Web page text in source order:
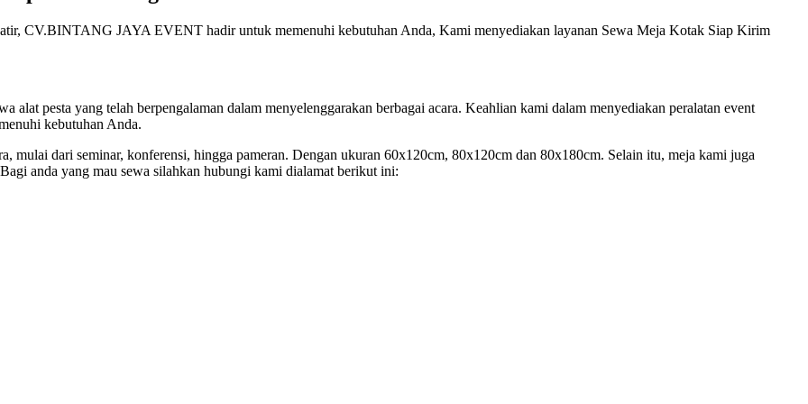
CV.BINTANG JAYA EVENT hadir untuk memenuhi kebutuhan Anda, Kami menyediakan layanan Sewa Meja Kotak Siap Kirim
alat pesta yang telah berpengalaman dalam menyelenggarakan berbagai acara. Keahlian kami dalam menyediakan peralatan event
kebutuhan Anda.
mulai dari seminar, konferensi, hingga pameran. Dengan ukuran 60x120cm, 80x120cm dan 80x180cm. Selain itu, meja kami juga
anda yang mau sewa silahkan hubungi kami dialamat berikut ini: